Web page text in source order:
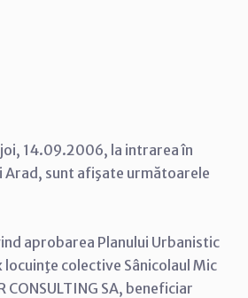
14.09.2006, la intrarea în
Arad, sunt afişate următoarele
aprobarea Planului Urbanistic
locuinţe colective Sânicolaul Mic
SA, beneficiar